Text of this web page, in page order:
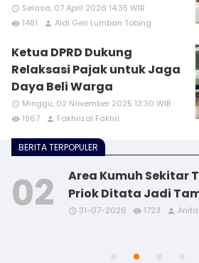
access_time Selasa, 07 April 2026 14:35 WIB
remove_red_eye 1481 person Aldi Geri Lumban Tobing
Ketua DPRD Dukung
Relaksasi Pajak untuk Jaga
Daya Beli Warga
access_time Minggu, 02 November 2025 13:30 WIB
remove_red_eye 1967 person Fakhrizal Fakhri
BERITA TERPOPULER
access_time remove_red_eye person
Area Kumuh Sekitar
Priok Ditata Jadi
access_time 31-07-2026 remove_red_eye 1723 person
access_time remove_red_eye person
access_time remove_red_eye person